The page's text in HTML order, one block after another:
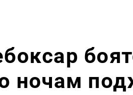
ночам